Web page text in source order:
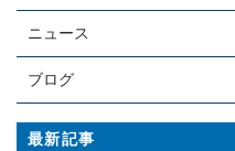
ニュース
ブログ
最新記事